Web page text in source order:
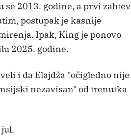
se 2013. godine, a prvi zahtev
postupak je kasnije
Ipak, King je ponovo
2025. godine.
i da Elajdža "očigledno nije
nezavisan" od trenutka
jul.